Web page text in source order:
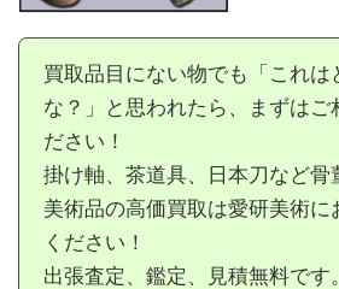
買取品目にない物でも「これは
な？」と思われたら、まずはご
ださい！
掛け軸、茶道具、日本刀など骨
美術品の高価買取は愛研美術に
ください！
出張査定、鑑定、見積無料です